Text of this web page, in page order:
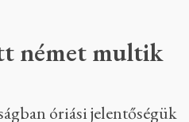
német multik
óriási jelentőségük